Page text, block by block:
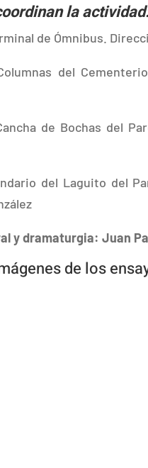
la
de Ómnibus.
del
de Bochas del
del Laguito del
y dramaturgia: Juan
de los